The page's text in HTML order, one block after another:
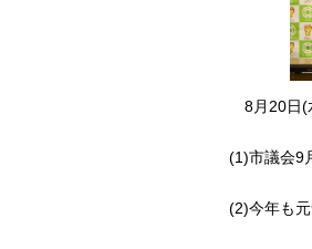
8月20日(
(1)市議会9
(2)今年も